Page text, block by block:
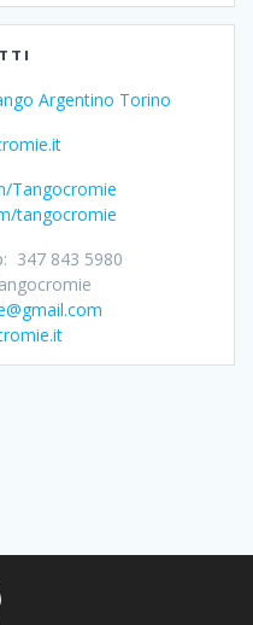
Argentino Torino
Tangocromie
tangocromie
347 843 5980